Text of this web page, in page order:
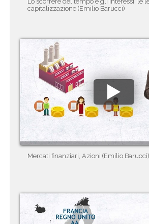
capitalizzazione (Emilio Barucci)
Mercati finanziari, Azioni (Emilio Barucci)